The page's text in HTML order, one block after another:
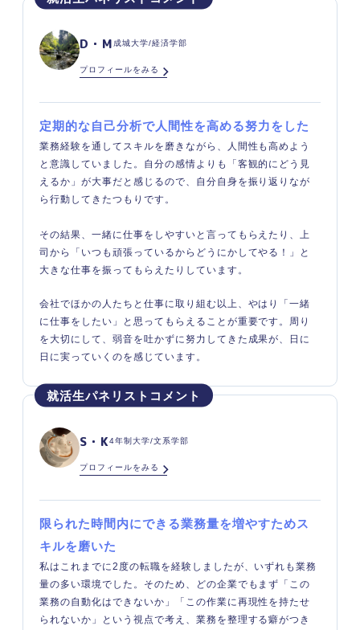
D・M 成城大学/経済学部
プロフィールをみる
定期的な自己分析で人間性を高める努力をした
業務経験を通してスキルを磨きながら、人間性も高めよう
と意識していました。自分の感情よりも「客観的にどう見
えるか」が大事だと感じるので、自分自身を振り返りなが
ら行動してきたつもりです。
その結果、一緒に仕事をしやすいと言ってもらえたり、上
司から「いつも頑張っているからどうにかしてやる！」と
大きな仕事を振ってもらえたりしています。
会社でほかの人たちと仕事に取り組む以上、やはり「一緒
に仕事をしたい」と思ってもらえることが重要です。周り
を大切にして、弱音を吐かずに努力してきた成果が、日に
日に実っていくのを感じています。
S・K4年制大学/文系学部
プロフィールをみる
限られた時間内にできる業務量を増やすためス
キルを磨いた
私はこれまでに2度の転職を経験しましたが、いずれも業務
量の多い環境でした。そのため、どの企業でもまず「この
業務の自動化はできないか」「この作業に再現性を持たせ
られないか」という視点で考え、業務を整理する癖がつき